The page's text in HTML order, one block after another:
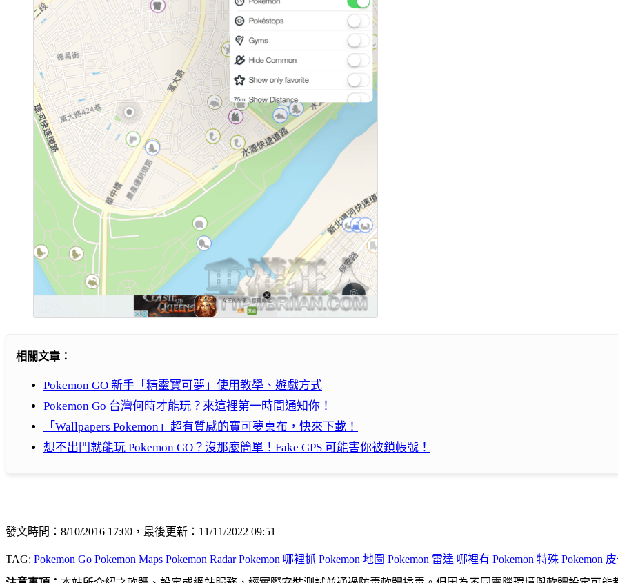
相關文章：
Pokemon GO 新手「精靈寶可夢」使用教學、遊戲方式
Pokemon Go 台灣何時才能玩？來這裡第一時間通知你！
「Wallpapers Pokemon」超有質感的寶可夢桌布，快來下載！
想不出門就能玩 Pokemon GO？沒那麼簡單！Fake GPS 可能害你被鎖帳號！
發文時間：8/10/2016 17:00，最後更新：11/11/2022 09:51
TAG: Pokemon Go Pokemon Maps Pokemon Radar Pokemon 哪裡抓 Pokemon 地圖 Pokemon 雷達 哪裡有 Pokemon 特殊 Pokemon